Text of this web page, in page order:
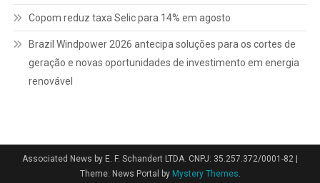
Copom reduz taxa Selic para 14% em agosto
Brazil Windpower 2026 antecipa soluções para os cortes de
geração e novas oportunidades de investimento em energia
renovável
Associated News by E. F. Schandert LTDA. CNPJ: 35.257.372/0001-82
Theme: News Portal by Mystery Themes.